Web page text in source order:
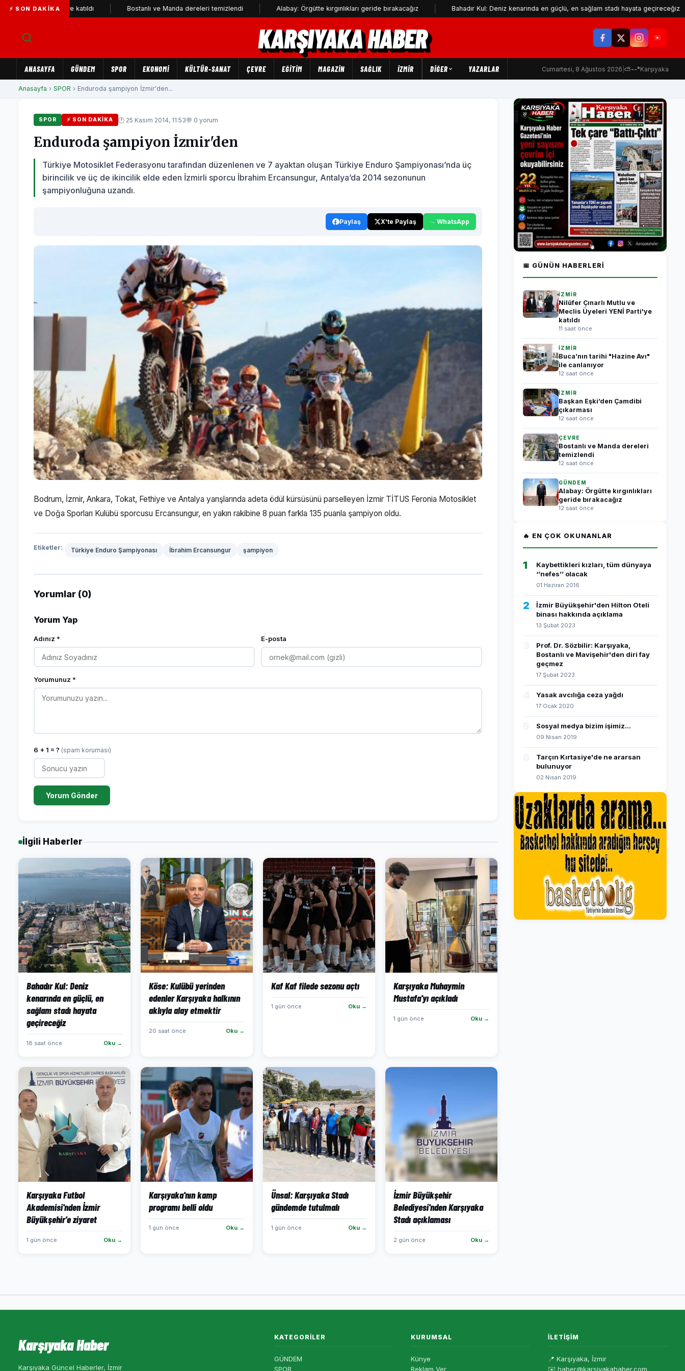
⚡ SON DAKIKA
Parti'ye katıldı Bostanlı ve Manda dereleri temizlendi Alabay: Örgütte kırgınlıkları geride bırakacağız Bahadır Kul: Deniz kenarında en güçlü, en sağlam stadı hayata geçireceğiz
KARŞIYAKA HABER
ANASAYFA GÜNDEM SPOR EKONOMİ KÜLTÜR-SANAT ÇEVRE EĞİTİM MAGAZİN SAĞLIK İZMİR DIĞER YAZARLAR Cumartesi, 8 Ağustos 2026 ⛅--°Karşıyaka
Anasayfa › SPOR › Enduroda şampiyon İzmir'den...
SPOR ⚡ SON DAKIKA 🕐 25 Kasım 2014, 11:53💬 0 yorum
Enduroda şampiyon İzmir'den
Türkiye Motosiklet Federasyonu tarafından düzenlenen ve 7 ayaktan oluşan Türkiye Enduro Şampiyonası’nda üç
birincilik ve üç de ikincilik elde eden İzmirli sporcu İbrahim Ercansungur, Antalya’da 2014 sezonunun
şampiyonluğuna uzandı.
Paylaş X'te Paylaş WhatsApp
Bodrum, İzmir, Ankara, Tokat, Fethiye ve Antalya yarışlarında adeta ödül kürsüsünü parselleyen İzmir TİTUS Feronia Motosiklet
ve Doğa Sporları Kulübü sporcusu Ercansungur, en yakın rakibine 8 puan farkla 135 puanla şampiyon oldu.
Etiketler: Türkiye Enduro Şampiyonası İbrahim Ercansungur şampiyon
Yorumlar (0)
Yorum Yap
Adınız * E-posta
Yorumunuz *
6 + 1 = ? (spam koruması)
Yorum Gönder
İlgili Haberler
Bahadır Kul: Deniz
kenarında en güçlü, en
sağlam stadı hayata
geçireceğiz
18 saat önce Oku →
Köse: Kulübü yerinden
edenler Karşıyaka halkının
aklıyla alay etmektir
20 saat önce Oku →
Kaf Kaf filede sezonu açtı
1 gün önce Oku →
Karşıyaka Muhaymin
Mustafa'yı açıkladı
1 gün önce Oku →
Karşıyaka Futbol
Akademisi'nden İzmir
Büyükşehir'e ziyaret
1 gün önce Oku →
Karşıyaka'nın kamp
programı belli oldu
1 gün önce Oku →
Ünsal: Karşıyaka Stadı
gündemde tutulmalı
1 gün önce Oku →
İzmir Büyükşehir
Belediyesi'nden Karşıyaka
Stadı açıklaması
2 gün önce Oku →
📅 GÜNÜN HABERLERI
İZMİR
Nilüfer Çınarlı Mutlu ve
Meclis Üyeleri YENİ Parti'ye
katıldı
11 saat önce
İZMİR
Buca’nın tarihi "Hazine Avı"
ile canlanıyor
12 saat önce
İZMİR
Başkan Eşki’den Çamdibi
çıkarması
12 saat önce
ÇEVRE
Bostanlı ve Manda dereleri
temizlendi
12 saat önce
GÜNDEM
Alabay: Örgütte kırgınlıkları
geride bırakacağız
12 saat önce
🔥 EN ÇOK OKUNANLAR
1
Kaybettikleri kızları, tüm dünyaya
‘’nefes’’ olacak
01 Haziran 2016
2
İzmir Büyükşehir'den Hilton Oteli
binası hakkında açıklama
13 Şubat 2023
Prof. Dr. Sözbilir: Karşıyaka,
Bostanlı ve Mavişehir'den diri fay
geçmez
17 Şubat 2023
Yasak avcılığa ceza yağdı
17 Ocak 2020
Sosyal medya bizim işimiz...
09 Nisan 2019
Tarçın Kırtasiye'de ne ararsan
bulunuyor
02 Nisan 2019
Karşıyaka Haber
Karşıyaka Güncel Haberler, İzmir
KATEGORILER
GÜNDEM
SPOR
KURUMSAL
Künye
Reklam Ver
İLETIŞIM
📍 Karşıyaka, İzmir
✉️ haber@karsiyakahaber.com